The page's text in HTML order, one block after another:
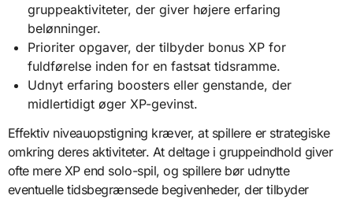
gruppeaktiviteter, der giver højere erfaring
belønninger.
Prioriter opgaver, der tilbyder bonus XP for
fuldførelse inden for en fastsat tidsramme.
Udnyt erfaring boosters eller genstande, der
midlertidigt øger XP-gevinst.
Effektiv niveauopstigning kræver, at spillere er strategiske
omkring deres aktiviteter. At deltage i gruppeindhold giver
ofte mere XP end solo-spil, og spillere bør udnytte
eventuelle tidsbegrænsede begivenheder, der tilbyder